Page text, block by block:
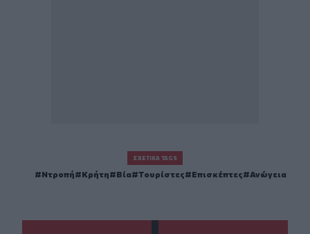
ΣΧΕΤΙΚΆ TAGS
Ντροπή Κρήτη Βία Τουρίστες Επισκέπτες Ανώγεια